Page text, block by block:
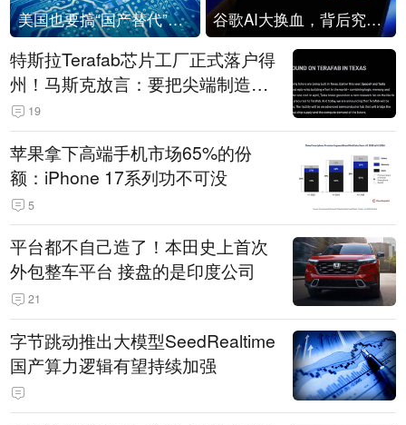
美国也要搞“国产替代”？先算清三笔账 谷歌AI大换血，背后究竟发生了什么？
特斯拉Terafab芯片工厂正式落户得
州！马斯克放言：要把尖端制造带
回美国
19
苹果拿下高端手机市场65%的份
额：iPhone 17系列功不可没
5
平台都不自己造了！本田史上首次
外包整车平台 接盘的是印度公司
21
字节跳动推出大模型SeedRealtime
国产算力逻辑有望持续加强